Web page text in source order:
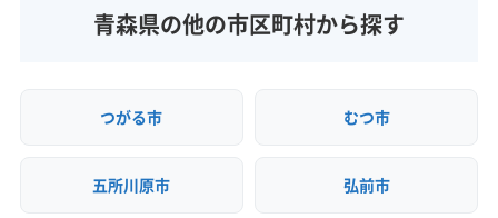
公式HP青森県の他の市区町村から探す
つがる市 むつ市
五所川原市 弘前市